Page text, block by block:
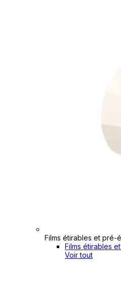
Films étirables et pré-
Films étirables
Voir tout